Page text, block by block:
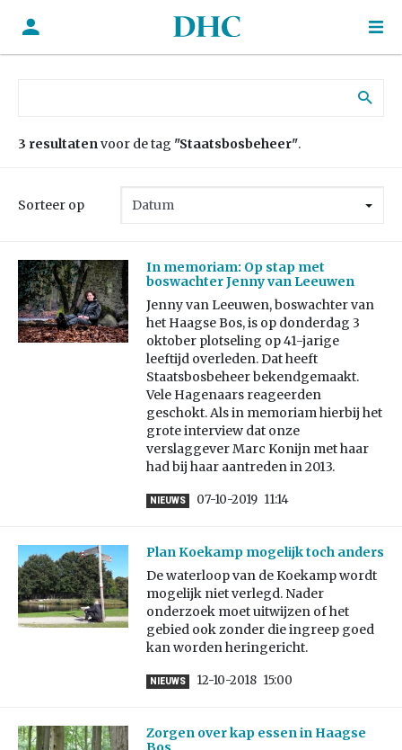
3 resultatenvoor de tag "Staatsbosbeheer".
Sorteer op
In memoriam: Op stap met
boswachter Jenny van Leeuwen
Jenny van Leeuwen, boswachter van
het Haagse Bos, is op donderdag 3
oktober plotseling op 41-jarige
leeftijd overleden. Dat heeft
Staatsbosbeheer bekendgemaakt.
Vele Hagenaars reageerden
geschokt. Als in memoriam hierbij het
grote interview dat onze
verslaggever Marc Konijn met haar
had bij haar aantreden in 2013.
NIEUWS 07-10-2019 11:14
Plan Koekamp mogelijk toch anders
De waterloop van de Koekamp wordt
mogelijk niet verlegd. Nader
onderzoek moet uitwijzen of het
gebied ook zonder die ingreep goed
kan worden heringericht.
NIEUWS 12-10-2018 15:00
Zorgen over kap essen in Haagse